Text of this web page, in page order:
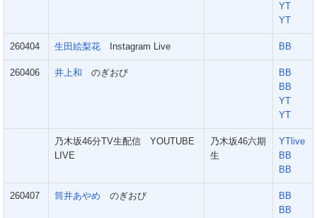
YT
YT
260404 生田絵梨花 Instagram Live BB
260406 井上和 のぎおび
BB
BB
YT
YT
乃木坂46分TV生配信 YOUTUBE
LIVE
乃木坂46六期
生
YTlive
BB
BB
260407 筒井あやめ のぎおび
BB
BB